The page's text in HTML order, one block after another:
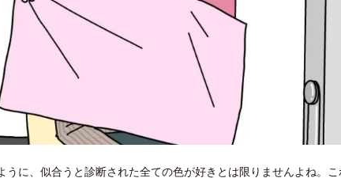
うに、似合うと診断された全ての色が好きとは限りませんよね。